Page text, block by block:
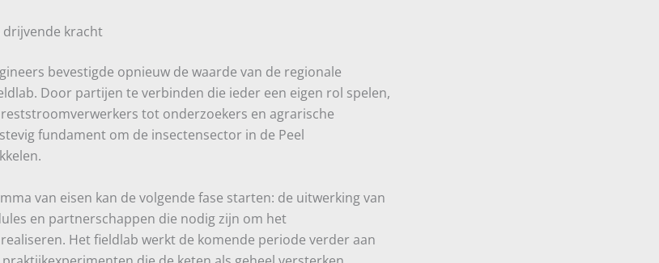
drijvende kracht
bevestigde opnieuw de waarde van de regionale
Door partijen te verbinden die ieder een eigen rol spelen,
tot onderzoekers en agrarische
fundament om de insectensector in de Peel
van eisen kan de volgende fase starten: de uitwerking van
en partnerschappen die nodig zijn om het
Het fieldlab werkt de komende periode verder aan